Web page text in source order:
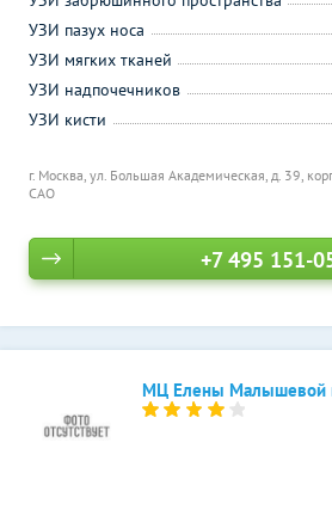
г. Москва, ул. Большая Академическая, д. 39,
САО
УЗИ пазух носа
УЗИ мягких тканей
УЗИ надпочечников
УЗИ кисти
+7 495 151-
МЦ Елены Малышевой